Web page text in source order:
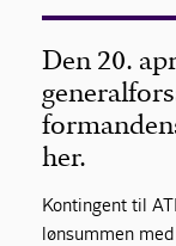
Den 20.
her.
Kontingent til
lønsummen